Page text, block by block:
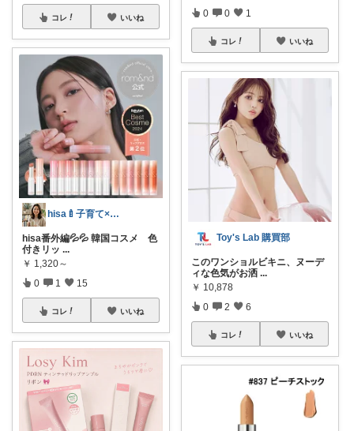
コレ いいね
hisa🍼子育て×大人可愛いお気に入り
hisa番外編💦💦 韓国コスメ 色
付きリッ ...
￥ 1,320～
0 1 15
コレ いいね
0 0 1
コレ いいね
Toy's Lab 購買部
このワンショルビキニ、ヌーデ
ィな色気がお洒 ...
￥ 10,878
0 2 6
コレ いいね